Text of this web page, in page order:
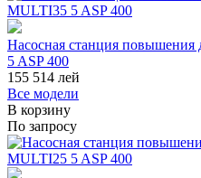
Насосная станция
5 ASP 400
155 514 лей
Все модели
В корзину
По запросу